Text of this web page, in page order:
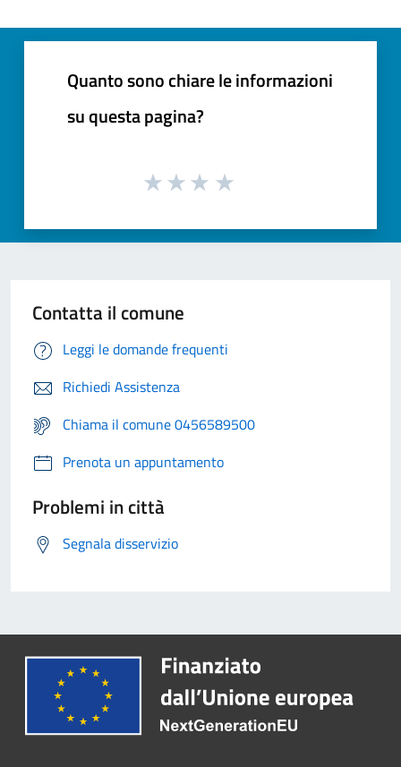
Quanto sono chiare le informazioni
su questa pagina?
Contatta il comune
Leggi le domande frequenti
Richiedi Assistenza
Chiama il comune 0456589500
Prenota un appuntamento
Problemi in città
Segnala disservizio